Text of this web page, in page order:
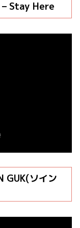
– Stay Here
GUK(ソイン